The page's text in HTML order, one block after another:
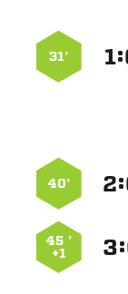
:
31’
:
40’
:
45 ’
+1